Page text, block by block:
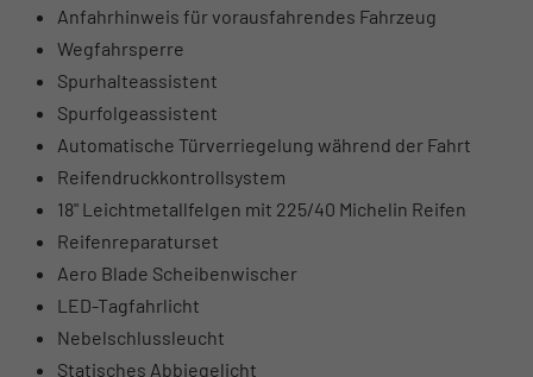
Anfahrhinweis für vorausfahrendes Fahrzeug
Wegfahrsperre
Spurhalteassistent
Spurfolgeassistent
Automatische Türverriegelung während der Fahrt
Reifendruckkontrollsystem
18" Leichtmetallfelgen mit 225/40 Michelin Reifen
Reifenreparaturset
Aero Blade Scheibenwischer
LED-Tagfahrlicht
Nebelschlussleucht
Statisches Abbiegelicht